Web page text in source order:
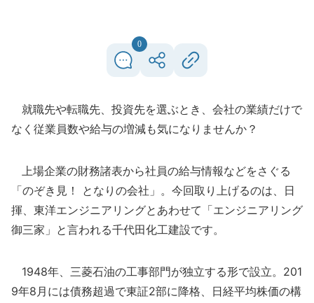
0
就職先や転職先、投資先を選ぶとき、会社の業績だけで
なく従業員数や給与の増減も気になりませんか？
上場企業の財務諸表から社員の給与情報などをさぐる
「のぞき見！ となりの会社」。今回取り上げるのは、日
揮、東洋エンジニアリングとあわせて「エンジニアリング
御三家」と言われる千代田化工建設です。
1948年、三菱石油の工事部門が独立する形で設立。201
9年8月には債務超過で東証2部に降格、日経平均株価の構